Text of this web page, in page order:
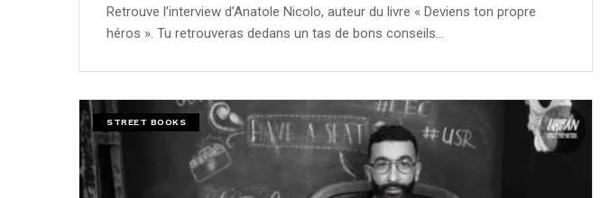
Retrouve l’interview d’Anatole Nicolo, auteur du livre « Deviens ton propre
héros ». Tu retrouveras dedans un tas de bons conseils…
STREET BOOKS